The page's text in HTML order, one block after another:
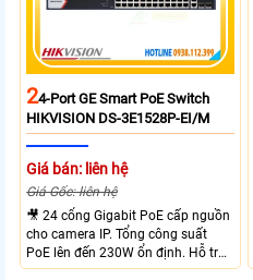
24-Port GE Smart PoE Switch
HIKVISION DS-3E1528P-EI/M
Giá bán: liên hệ
Giá Gốc: liên hệ
🎥 24 cổng Gigabit PoE cấp nguồn
cho camera IP. Tổng công suất
PoE lên đến 230W ổn định. Hỗ trợ
truyền PoE xa đến 300 mét. Băng